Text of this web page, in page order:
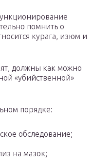
помнить о
курага, изюм и
должны как можно
«убийственной»
порядке:
обследование;
на мазок;